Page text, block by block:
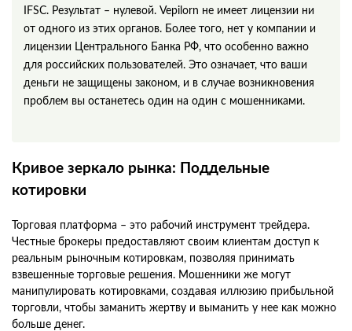
IFSC. Результат – нулевой. Vepilorn не имеет лицензии ни
от одного из этих органов. Более того, нет у компании и
лицензии Центрального Банка РФ, что особенно важно
для российских пользователей. Это означает, что ваши
деньги не защищены законом, и в случае возникновения
проблем вы останетесь один на один с мошенниками.
Кривое зеркало рынка: Поддельные
котировки
Торговая платформа – это рабочий инструмент трейдера.
Честные брокеры предоставляют своим клиентам доступ к
реальным рыночным котировкам, позволяя принимать
взвешенные торговые решения. Мошенники же могут
манипулировать котировками, создавая иллюзию прибыльной
торговли, чтобы заманить жертву и выманить у нее как можно
больше денег.